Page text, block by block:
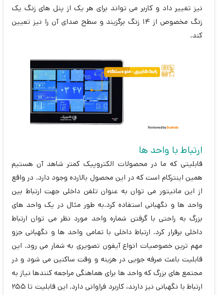
نیز تغییر داد و کاربر می تواند برای هر یک از پنل های زنگ یک
زنگ مخصوص از 14 زنگ برگزیند و سطح صدای آن را نیز تعیین
کند.
ارتباط با واحد ها
قابلیتی که ما در محصولات الکتروپیک کمتر شاهد آن هستیم
همین اینترکام است که در این محصول بالارده وجود دارد. در واقع
از این مانیتور می توان به عنوان تلفن داخلی جهت ارتباط بین
واحد ها و نگهبانی استفاده کرد.به طور مثال در یک واحد های
بزرگ به راحتی با گرفتن شماره واحد مورد نظر می توان ارتباط
داخلی برقرار کرد. ارتباط داخلی با تمامی واحد ها و نگهبانی جزو
مهم ترین خصوصیات انواع آیفون تصویری به شمار می رود. این
قابلیت باعث صرفه جویی در هزینه و وقت ساکنین می شود و در
مجتمع های بزرگ که واحد ها برای هماهنگی مراجعه کنندها نیاز به
ارتباط با نگهبانی نیز دارند، کاربرد فراوانی دارد. این قابلیت تا 255